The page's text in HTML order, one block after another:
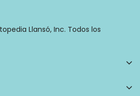
Llansó, Inc. Todos los